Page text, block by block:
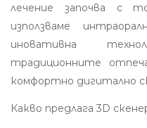
лечение започва с
използваме
иновативна
традиционните
комфортно дигитално
Какво предлага 3D